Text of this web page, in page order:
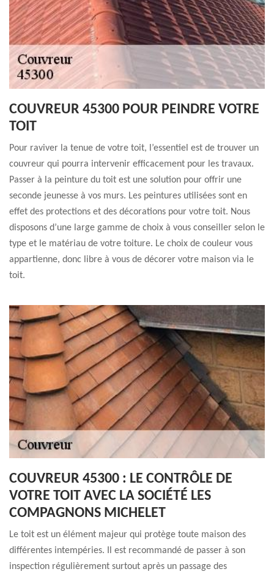
COUVREUR 45300 POUR PEINDRE VOTRE
TOIT
Pour raviver la tenue de votre toit, l’essentiel est de trouver un
couvreur qui pourra intervenir efficacement pour les travaux.
Passer à la peinture du toit est une solution pour offrir une
seconde jeunesse à vos murs. Les peintures utilisées sont en
effet des protections et des décorations pour votre toit. Nous
disposons d’une large gamme de choix à vous conseiller selon le
type et le matériau de votre toiture. Le choix de couleur vous
appartienne, donc libre à vous de décorer votre maison via le
toit.
COUVREUR 45300 : LE CONTRÔLE DE
VOTRE TOIT AVEC LA SOCIÉTÉ LES
COMPAGNONS MICHELET
Le toit est un élément majeur qui protège toute maison des
différentes intempéries. Il est recommandé de passer à son
inspection régulièrement surtout après un passage des